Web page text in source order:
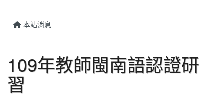
本站消息
109年教師閩南語認證研
習